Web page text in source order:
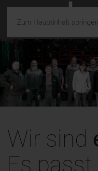
Zum Hauptinhalt springen
Wir sind
Es